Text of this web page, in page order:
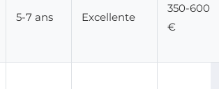
5-7 ans Excellente
350-600
€